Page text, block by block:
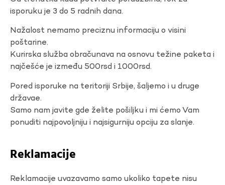
isporuku je 3 do 5 radnih dana.
Nažalost nemamo preciznu informaciju o visini
poštarine.
Kurirska služba obračunava na osnovu težine paketa i
najčešće je između 500rsd i 1000rsd.
Pored isporuke na teritoriji Srbije, šaljemo i u druge
državae.
Samo nam javite gde želite pošiljku i mi ćemo Vam
ponuditi najpovoljniju i najsigurniju opciju za slanje.
Reklamacije
Reklamacije uvazavamo samo ukoliko tapete nisu